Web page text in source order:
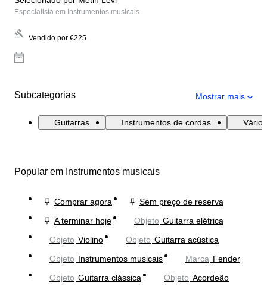
Especialista em Instrumentos musicais
Vendido por €225
Subcategorias Mostrar mais
Guitarras Instrumentos de cordas
Popular em Instrumentos musicais
Comprar agora
Sem preço de reserva
A terminar hoje
Objeto Guitarra elétrica
Objeto Violino Objeto Guitarra acústica
Objeto Instrumentos musicais Marca Fender
Objeto Guitarra clássica Objeto Acordeão